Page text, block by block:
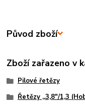
Původ zboží
Zboží zařazeno v
Pilové řetězy
Řetězy ,,3,8"/1,3